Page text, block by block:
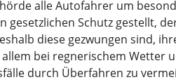
alle Autofahrer um
gesetzlichen Schutz gestellt,
diese gezwungen sind,
bei regnerischem
durch Überfahren zu